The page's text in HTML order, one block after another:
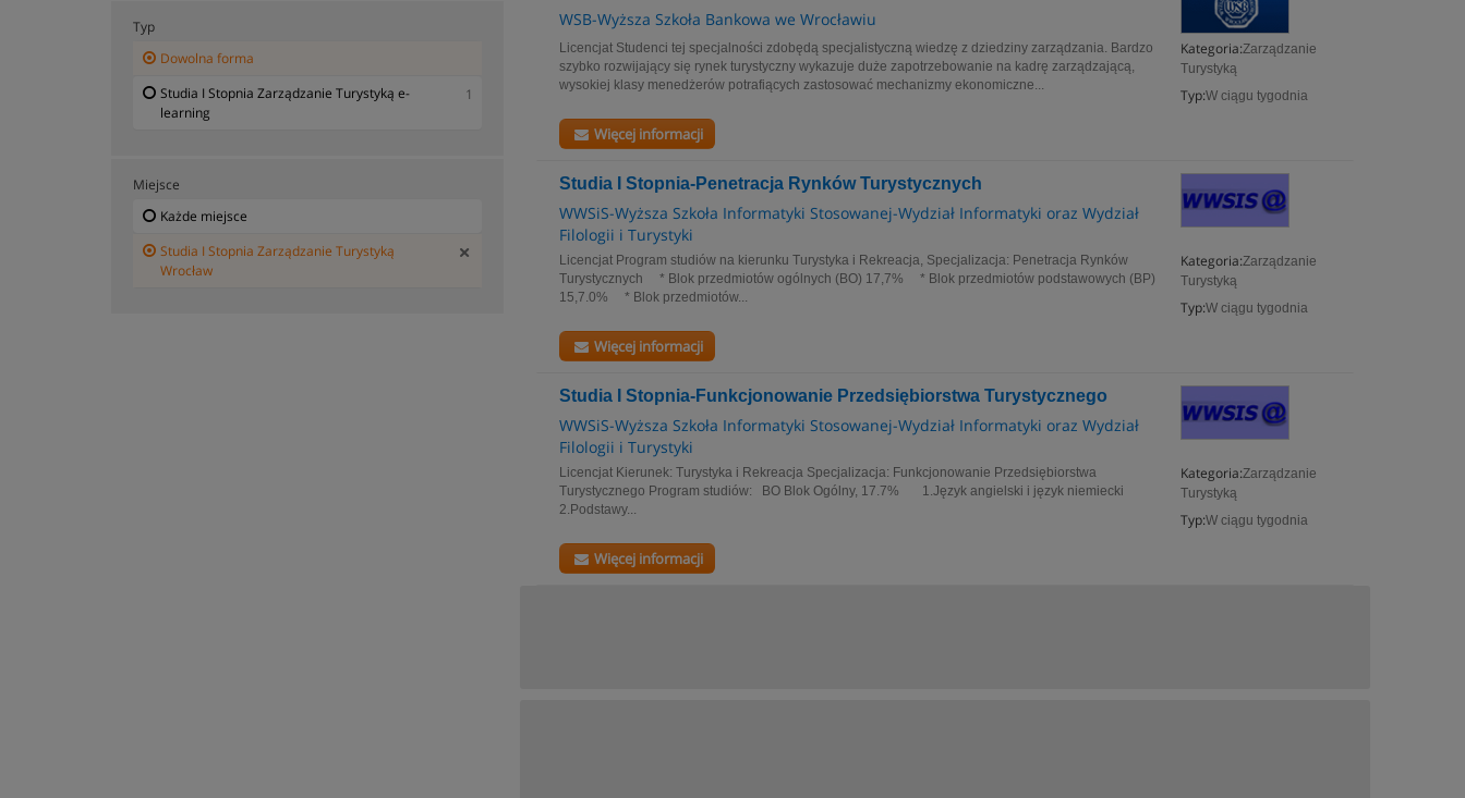
WSB-Wyższa Szkoła Bankowa we Wrocławiu
Kategoria:Zarządzanie
Turystyką
Typ:W ciągu tygodnia
Licencjat Studenci tej specjalności zdobędą specjalistyczną wiedzę z dziedziny zarządzania. Bardzo
szybko rozwijający się rynek turystyczny wykazuje duże zapotrzebowanie na kadrę zarządzającą,
wysokiej klasy menedżerów potrafiących zastosować mechanizmy ekonomiczne...
Więcej informacji
Studia I Stopnia-Penetracja Rynków Turystycznych
WWSiS-Wyższa Szkoła Informatyki Stosowanej-Wydział Informatyki oraz Wydział
Filologii i Turystyki
Kategoria:Zarządzanie
Turystyką
Typ:W ciągu tygodnia
Licencjat Program studiów na kierunku Turystyka i Rekreacja, Specjalizacja: Penetracja Rynków
Turystycznych * Blok przedmiotów ogólnych (BO) 17,7% * Blok przedmiotów podstawowych (BP)
15,7.0% * Blok przedmiotów...
Więcej informacji
Studia I Stopnia-Funkcjonowanie Przedsiębiorstwa Turystycznego
WWSiS-Wyższa Szkoła Informatyki Stosowanej-Wydział Informatyki oraz Wydział
Filologii i Turystyki
Kategoria:Zarządzanie
Turystyką
Typ:W ciągu tygodnia
Licencjat Kierunek: Turystyka i Rekreacja Specjalizacja: Funkcjonowanie Przedsiębiorstwa
Turystycznego Program studiów: BO Blok Ogólny, 17.7% 1.Język angielski i język niemiecki
2.Podstawy...
Więcej informacji
Typ
Dowolna forma
Studia I Stopnia Zarządzanie Turystyką e-
learning
1
Miejsce
Każde miejsce
Studia I Stopnia Zarządzanie Turystyką
Wrocław